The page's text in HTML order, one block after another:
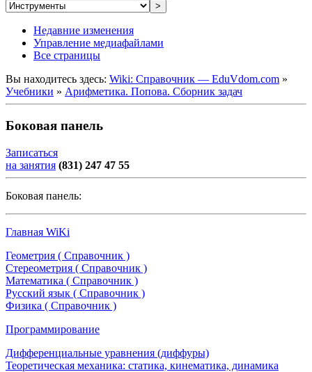
>
Недавние изменения
Управление медиафайлами
Все страницы
Вы находитесь здесь: Wiki: Справочник — EduVdom.com »
Учебники » Арифметика. Попова. Сборник задач
Боковая панель
Записаться
на занятия (831) 247 47 55
Боковая панель:
Главная WiKi
Геометрия ( Справочник )
Стереометрия ( Справочник )
Математика ( Справочник )
Русский язык ( Справочник )
Физика ( Справочник )
Программирование
Дифференциальные уравнения (диффуры)
Теоретическая механика: статика, кинематика, динамика